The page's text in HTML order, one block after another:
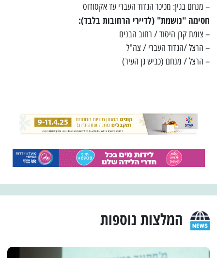
– מנחם בגין: מכיכר הגדוד העברי עד אקסודוס
חסימה "נושמת" (לדיירי הרחובות בלבד):
– צומת קרן היסוד / רחוב הבנים
– הרצל /הגדוד העברי / צה"ל
– הרצל / מנחם (כביש גן העיר)
המלצות נוספות